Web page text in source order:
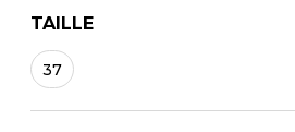
TAILLE
37